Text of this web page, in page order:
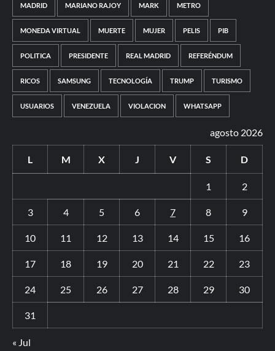
MADRID MARIANO RAJOY MARK METRO
MONEDA VIRTUAL MUERTE MUJER PELIS PIB
POLITICA PRESIDENTE REAL MADRID REFERÉNDUM
RICOS SAMSUNG TECNOLOGÍA TRUMP TURISMO
USUARIOS VENEZUELA VIOLACION WHATSAPP
agosto 2026
L M X J V S D
1 2
3 4 5 6 7 8 9
10 11 12 13 14 15 16
17 18 19 20 21 22 23
24 25 26 27 28 29 30
31
« Jul